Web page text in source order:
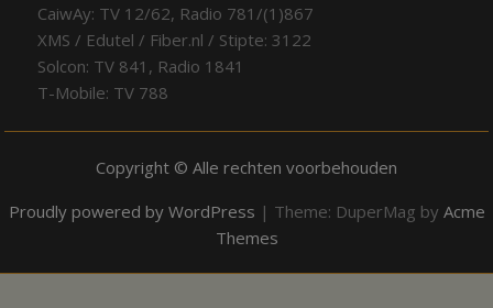
CaiwAy: TV 12/62, Radio 781/(1)867
XMS / Edutel / Fiber.nl / Stipte: 3122
Solcon: TV 841, Radio 1841
T-Mobile: TV 788
Copyright © Alle rechten voorbehouden
Proudly powered by WordPress | Theme: DuperMag by Acme
Themes